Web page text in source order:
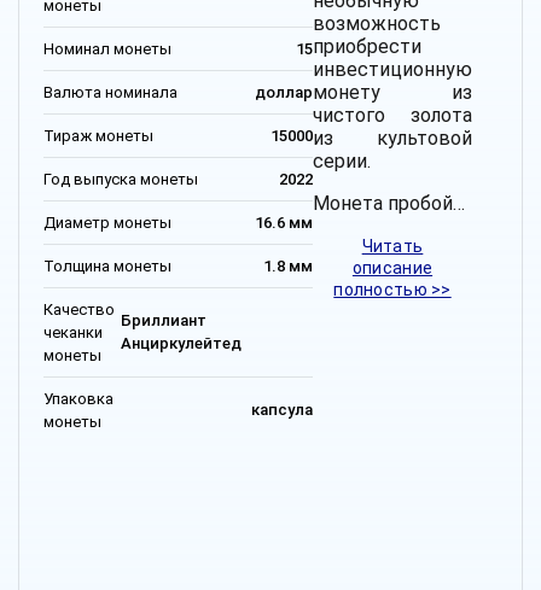
монеты
Номинал монеты 15
Валюта номинала доллар
Тираж монеты 15000
Год выпуска монеты 2022
Диаметр монеты 16.6 мм
Толщина монеты 1.8 мм
Качество
чеканки
монеты
Бриллиант
Анциркулейтед
Упаковка
монеты
капсула
возможность
приобрести
инвестиционную
монету из
чистого золота
из культовой
серии.
Монета пробой…
Читать
описание
полностью >>